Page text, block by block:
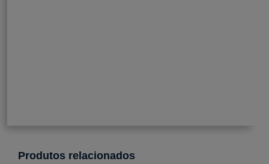
Produtos relacionados